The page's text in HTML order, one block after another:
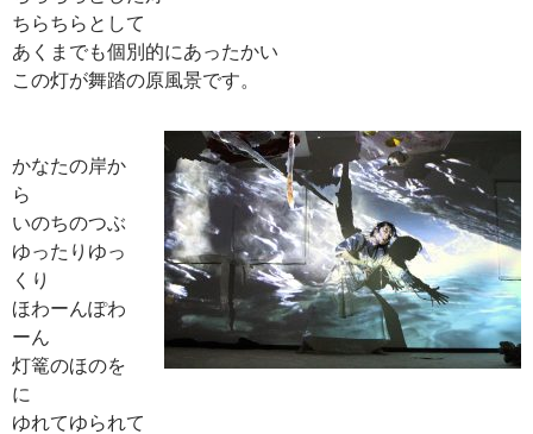
ちらちらとして
あくまでも個別的にあったかい
この灯が舞踏の原風景です。
かなたの岸か
ら
いのちのつぶ
ゆったりゆっ
くり
ほわーんぽわ
ーん
灯篭のほのを
に
ゆれてゆられて